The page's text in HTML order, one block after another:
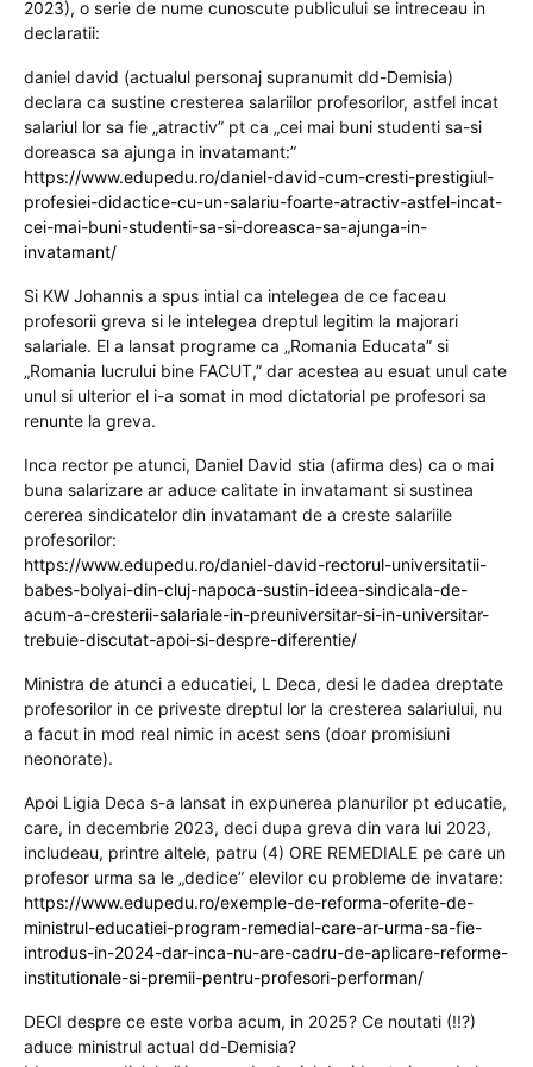
2023), o serie de nume cunoscute publicului se intreceau in
declaratii:
daniel david (actualul personaj supranumit dd-Demisia)
declara ca sustine cresterea salariilor profesorilor, astfel incat
salariul lor sa fie „atractiv” pt ca „cei mai buni studenti sa-si
doreasca sa ajunga in invatamant:”
https://www.edupedu.ro/daniel-david-cum-cresti-prestigiul-
profesiei-didactice-cu-un-salariu-foarte-atractiv-astfel-incat-
cei-mai-buni-studenti-sa-si-doreasca-sa-ajunga-in-
invatamant/
Si KW Johannis a spus intial ca intelegea de ce faceau
profesorii greva si le intelegea dreptul legitim la majorari
salariale. El a lansat programe ca „Romania Educata” si
„Romania lucrului bine FACUT,” dar acestea au esuat unul cate
unul si ulterior el i-a somat in mod dictatorial pe profesori sa
renunte la greva.
Inca rector pe atunci, Daniel David stia (afirma des) ca o mai
buna salarizare ar aduce calitate in invatamant si sustinea
cererea sindicatelor din invatamant de a creste salariile
profesorilor:
https://www.edupedu.ro/daniel-david-rectorul-universitatii-
babes-bolyai-din-cluj-napoca-sustin-ideea-sindicala-de-
acum-a-cresterii-salariale-in-preuniversitar-si-in-universitar-
trebuie-discutat-apoi-si-despre-diferentie/
Ministra de atunci a educatiei, L Deca, desi le dadea dreptate
profesorilor in ce priveste dreptul lor la cresterea salariului, nu
a facut in mod real nimic in acest sens (doar promisiuni
neonorate).
Apoi Ligia Deca s-a lansat in expunerea planurilor pt educatie,
care, in decembrie 2023, deci dupa greva din vara lui 2023,
includeau, printre altele, patru (4) ORE REMEDIALE pe care un
profesor urma sa le „dedice” elevilor cu probleme de invatare:
https://www.edupedu.ro/exemple-de-reforma-oferite-de-
ministrul-educatiei-program-remedial-care-ar-urma-sa-fie-
introdus-in-2024-dar-inca-nu-are-cadru-de-aplicare-reforme-
institutionale-si-premii-pentru-profesori-performan/
DECI despre ce este vorba acum, in 2025? Ce noutati (!!?)
aduce ministrul actual dd-Demisia?